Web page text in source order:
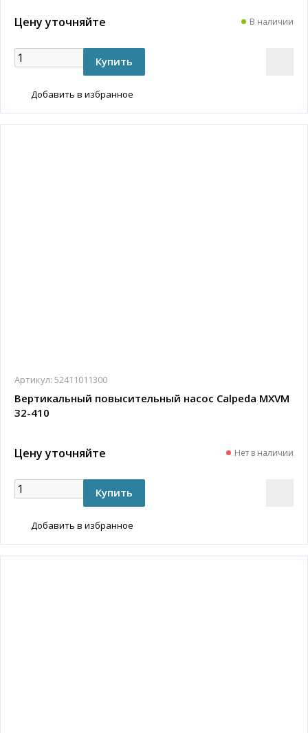
Цену уточняйте В наличии
Добавить в избранное
Артикул: 52411011300
Вертикальный повысительный насос Calpeda MXVM
32-410
Цену уточняйте Нет в наличии
Добавить в избранное